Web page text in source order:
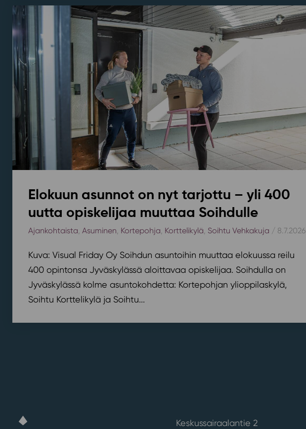
Elokuun asunnot on nyt tarjottu – yli 400
uutta opiskelijaa muuttaa Soihdulle
Ajankohtaista Asuminen Kortepohja Korttelikylä Soihtu Vehkakuja / 8.7.2026
Kuva: Visual Friday Oy Soihdun asuntoihin muuttaa elokuussa reilu
400 opintonsa Jyväskylässä aloittavaa opiskelijaa. Soihdulla on
Jyväskylässä kolme asuntokohdetta: Kortepohjan ylioppilaskylä,
Soihtu Korttelikylä ja Soihtu...
Keskussairaalantie 2